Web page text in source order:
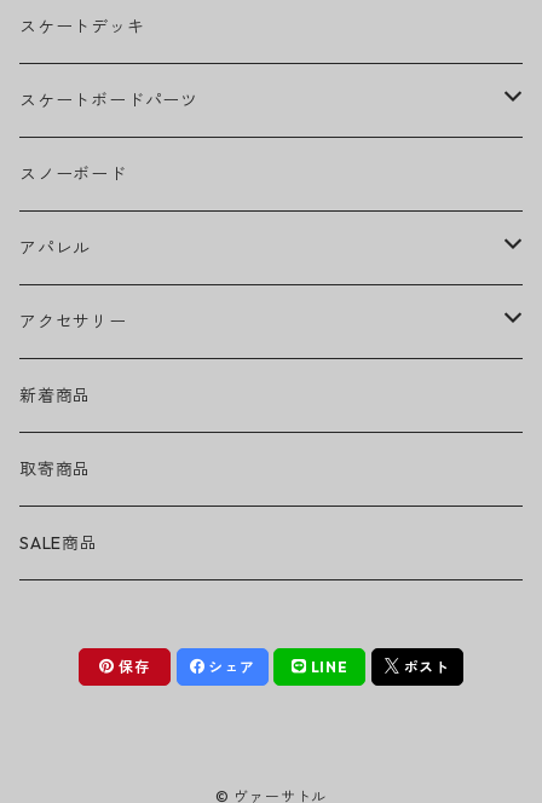
BILLIE EILISH
BOB MARLEY
CAMILA CABELLO
Ed Sheeran
EMINEM
GREEN DAY
GUNS N' ROSES
LADY GAGA
MICHAEL JACKSON
スケートデッキ
スケートボードパーツ
グリップテープ
ウィール
ベアリング
トラック
ヘルメット・プロテクター
アクセサリー・小物
スノーボード
アパレル
ヘッドウェア
キャップ
ハット
ネックウェア
トップス
Tシャツ・ロングTシャツ
パーカー・スウェット
ボトムス
パンツ・ズボン
シューズ
アクセサリー
ハードグッズ
バッグ・ポーチ
サングラス
ステッカー
新着商品
取寄商品
SALE商品
保存 シェア LINE ポスト
© ヴァーサトル